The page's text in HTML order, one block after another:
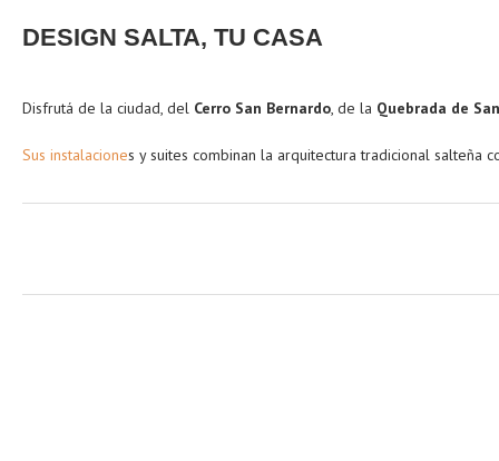
DESIGN SALTA, TU CASA
Disfrutá de la ciudad, del Cerro San Bernardo, de la Quebrada de
Sus instalaciones y suites combinan la arquitectura tradicional salteña